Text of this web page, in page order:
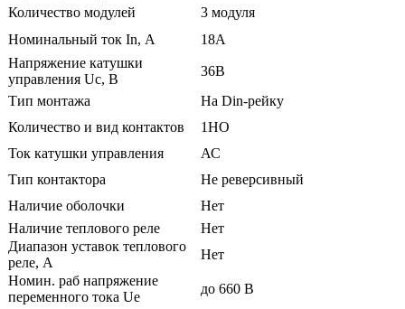
Количество модулей
3 модуля
Номинальный ток In, А
18А
Напряжение катушки
управления Uc, В
36В
Тип монтажа
На Din-рейку
Количество и вид контактов
1НО
Ток катушки управления
АС
Тип контактора
Не реверсивный
Наличие оболочки
Нет
Наличие теплового реле
Нет
Диапазон уставок теплового
реле, А
Нет
Номин. раб напряжение
переменного тока Ue
до 660 В